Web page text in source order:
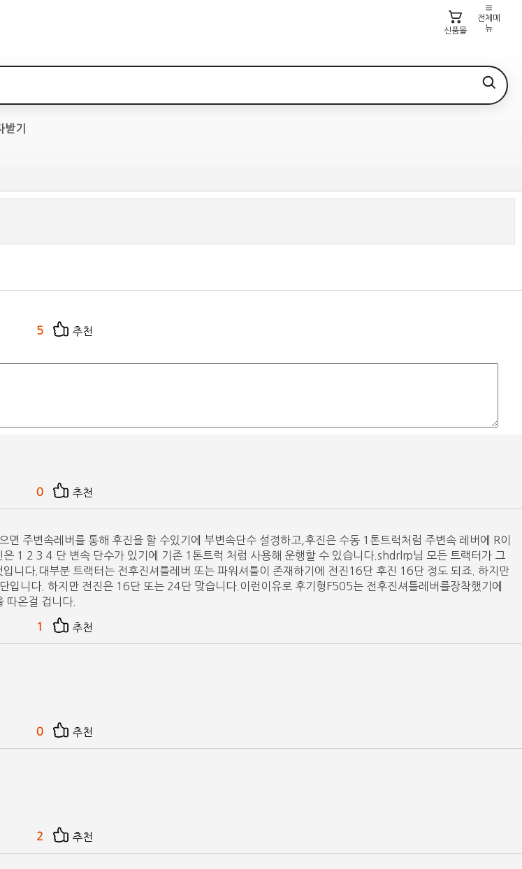
신품몰
전체메
뉴
받기
5 추천
0 추천
주변속레버를 통해 후진을 할 수있기에 부변속단수 설정하고,후진은 수동 1톤트럭처럼 주변속 레버에 R이
1 2 3 4 단 변속 단수가 있기에 기존 1톤트럭 처럼 사용해 운행할 수 있습니다.shdrlrp님 모든 트랙터가 그
니다.대부분 트랙터는 전후진셔틀레버 또는 파워셔틀이 존재하기에 전진16단 후진 16단 정도 되죠. 하지만
니다. 하지만 전진은 16단 또는 24단 맞습니다.이런이유로 후기형F505는 전후진셔틀레버를장착했기에
따온걸 겁니다.
1 추천
0 추천
2 추천